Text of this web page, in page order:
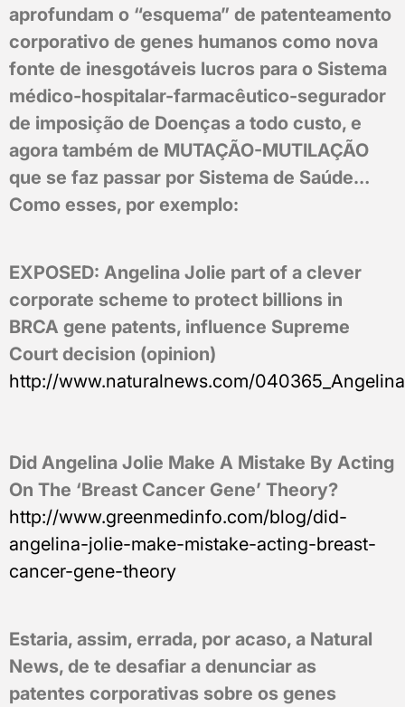
aprofundam o “esquema” de patenteamento
corporativo de genes humanos como nova
fonte de inesgotáveis lucros para o Sistema
médico-hospitalar-farmacêutico-segurador
de imposição de Doenças a todo custo, e
agora também de MUTAÇÃO-MUTILAÇÃO
que se faz passar por Sistema de Saúde…
Como esses, por exemplo:
EXPOSED: Angelina Jolie part of a clever
corporate scheme to protect billions in
BRCA gene patents, influence Supreme
Court decision (opinion)
http://www.naturalnews.com/
Did Angelina Jolie Make A Mistake By Acting
On The ‘Breast Cancer Gene’ Theory?
http://www.greenmedinfo.com/blog/did-
angelina-jolie-make-mistake-acting-breast-
cancer-gene-theory
Estaria, assim, errada, por acaso, a Natural
News, de te desafiar a denunciar as
patentes corporativas sobre os genes